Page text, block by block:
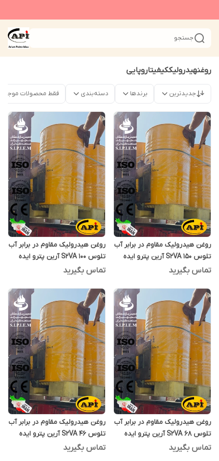
جستجو
روغنهیدرولیککیفیتاروپایی
جدیدترین برندها دسته‌بندی فقط محصولات موجود
روغن هیدرولیک مقاوم در برابر آب
تلوس S2VA 150 آرین پترو ایده
بشکه 208 لیتری
تماس بگیرید
روغن هیدرولیک مقاوم در برابر آب
تلوس S2VA 100 آرین پترو ایده
بشکه 208 لیتری
تماس بگیرید
روغن هیدرولیک مقاوم در برابر آب
تلوس S2VA 68 آرین پترو ایده
بشکه 208 لیتری
تماس بگیرید
روغن هیدرولیک مقاوم در برابر آب
تلوس S2VA 46 آرین پترو ایده
بشکه 208 لیتری
تماس بگیرید